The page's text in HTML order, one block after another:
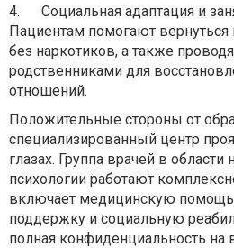
4.
Социальная адаптация и
Пациентам помогают
без наркотиков, а также
родственниками для
отношений.
Положительные стороны от
специализированный центр
глазах. Группа врачей в области
психологии работают
включает медицинскую
поддержку и социальную
полная конфиденциальность на